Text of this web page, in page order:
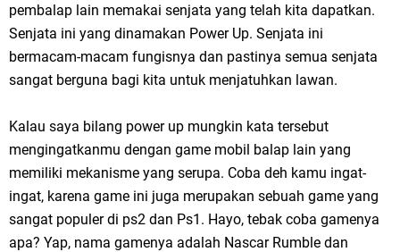
pembalap lain memakai senjata yang telah kita dapatkan.
Senjata ini yang dinamakan Power Up. Senjata ini
bermacam-macam fungisnya dan pastinya semua senjata
sangat berguna bagi kita untuk menjatuhkan lawan.
Kalau saya bilang power up mungkin kata tersebut
mengingatkanmu dengan game mobil balap lain yang
memiliki mekanisme yang serupa. Coba deh kamu ingat-
ingat, karena game ini juga merupakan sebuah game yang
sangat populer di ps2 dan Ps1. Hayo, tebak coba gamenya
apa? Yap, nama gamenya adalah Nascar Rumble dan